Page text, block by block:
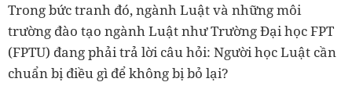
Trong bức tranh đó, ngành Luật và những môi
trường đào tạo ngành Luật như Trường Đại học FPT
(FPTU) đang phải trả lời câu hỏi: Người học Luật cần
chuẩn bị điều gì để không bị bỏ lại?